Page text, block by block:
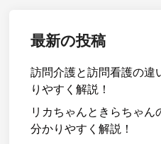
最新の投稿
訪問介護と訪問看護の違
りやすく解説！
リカちゃんときらちゃん
分かりやすく解説！